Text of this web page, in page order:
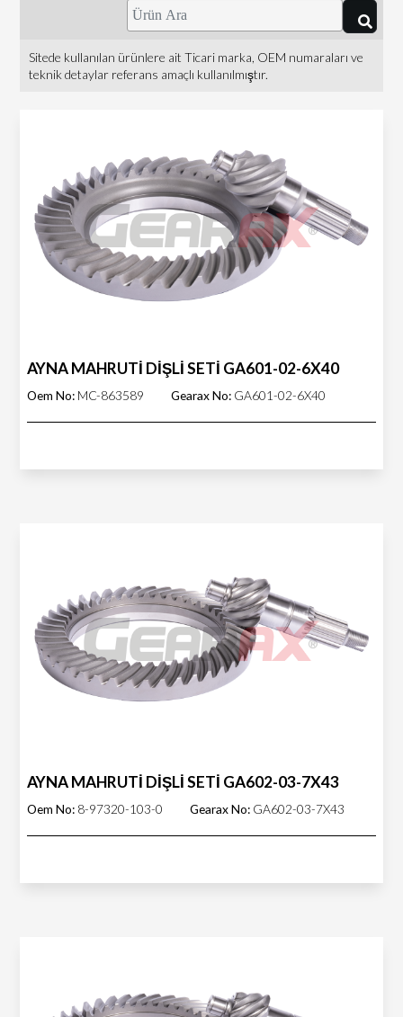
Sitede kullanılan ürünlere ait Ticari marka, OEM numaraları ve
teknik detaylar referans amaçlı kullanılmıştır.
AYNA MAHRUTİ DİŞLİ SETİ GA601-02-6X40
Oem No: MC-863589 Gearax No: GA601-02-6X40
AYNA MAHRUTİ DİŞLİ SETİ GA602-03-7X43
Oem No: 8-97320-103-0 Gearax No: GA602-03-7X43